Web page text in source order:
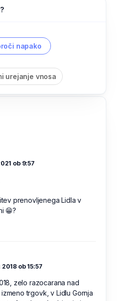
napako
urejanje vnosa
ob 9:57
prenovljenega Lidla v
😁?
2018 ob 15:57
zelo razocarana nad
trgovk, v Lidlu Gornja